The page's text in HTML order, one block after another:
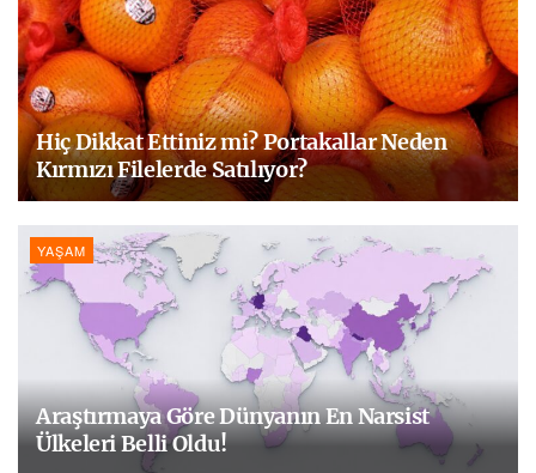
Hiç Dikkat Ettiniz mi? Portakallar Neden
Kırmızı Filelerde Satılıyor?
YAŞAM
Araştırmaya Göre Dünyanın En Narsist
Ülkeleri Belli Oldu!